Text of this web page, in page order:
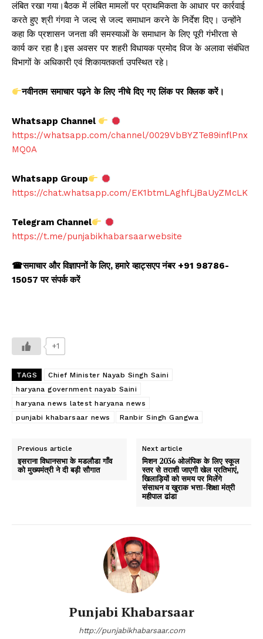
लंबित रखा गया।बैठक में लंबित मामलों पर प्राथमिकता के आधार पर कार्रवाई
करते हुए श्री गंगवा ने जल्द से जल्द समाधान करने के निर्देश दिए। उन्होंने
कहा कि प्रशासन जनता की समस्याओं के समाधान के लिए पूरी गंभीरता से
कार्य कर रहा है।इस अवसर पर शहरी विधायक प्रमोद विज के अलावा संबंधित
विभागों के अधिकारी एवं शिकायतकर्ता उपस्थित रहे।
नवीनतम समाचार पढ़ने के लिए नीचे दिए गए लिंक पर क्लिक करें।
Whatsapp Channel
https://whatsapp.com/channel/0029VbBYZTe89inflPnx
MQ0A
Whatsapp Group
https://chat.whatsapp.com/EK1btmLAghfLjBaUyZMcLK
Telegram Channel
https://t.me/punjabikhabarsaarwebsite
☎समाचार और विज्ञापनों के लिए,हमारे व्हाट्सएप नंबर +91 98786-
15057 पर संपर्क करें
+1
TAGS
Chief Minister Nayab Singh Saini
haryana government nayab Saini
haryana news latest haryana news
punjabi khabarsaar news
Ranbir Singh Gangwa
Previous article
इसराना विधानसभा के मडलौडा गाँव
को मुख्यमंत्री ने दी बड़ी सौगात
Next article
मिशन 2036 ओलंपिक के लिए स्कूल
स्तर से तराशी जाएगी खेल प्रतिभाएं,
खिलाड़ियों को समय पर मिलेंगे
संसाधन व खुराक भत्ता-शिक्षा मंत्री
महीपाल ढांडा
Punjabi Khabarsaar
http://punjabikhabarsaar.com